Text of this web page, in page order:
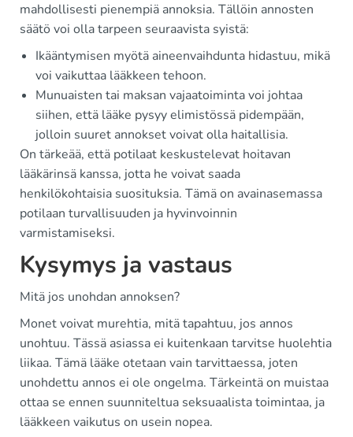
mahdollisesti pienempiä annoksia. Tällöin annosten
säätö voi olla tarpeen seuraavista syistä:
Ikääntymisen myötä aineenvaihdunta hidastuu, mikä
voi vaikuttaa lääkkeen tehoon.
Munuaisten tai maksan vajaatoiminta voi johtaa
siihen, että lääke pysyy elimistössä pidempään,
jolloin suuret annokset voivat olla haitallisia.
On tärkeää, että potilaat keskustelevat hoitavan
lääkärinsä kanssa, jotta he voivat saada
henkilökohtaisia suosituksia. Tämä on avainasemassa
potilaan turvallisuuden ja hyvinvoinnin
varmistamiseksi.
Kysymys ja vastaus
Mitä jos unohdan annoksen?
Monet voivat murehtia, mitä tapahtuu, jos annos
unohtuu. Tässä asiassa ei kuitenkaan tarvitse huolehtia
liikaa. Tämä lääke otetaan vain tarvittaessa, joten
unohdettu annos ei ole ongelma. Tärkeintä on muistaa
ottaa se ennen suunniteltua seksuaalista toimintaa, ja
lääkkeen vaikutus on usein nopea.